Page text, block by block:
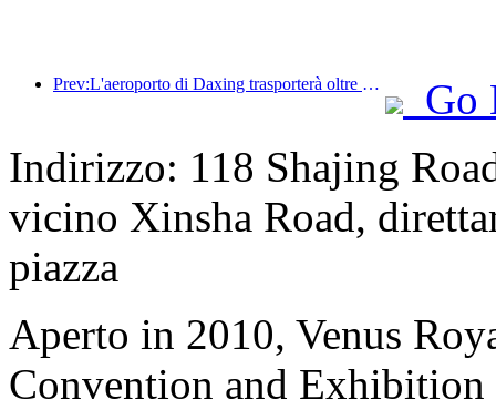
Prev:L'aeroporto di Daxing trasporterà oltre 1,3 milioni di passeggeri durante la festa nazionale del 2025
Go
Indirizzo: 118 Shajing
vicino Xinsha Road,
piazza
Aperto in 2010, Venus
Convention and Exhibition